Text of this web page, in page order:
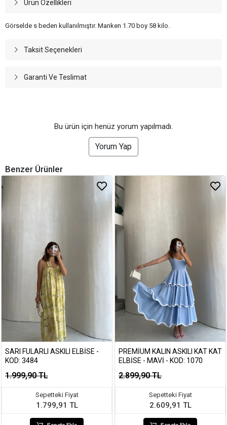
Ürün Özellikleri
Görselde s beden kullanılmıştır. Manken 1.70 boy 58 kilo.
Taksit Seçenekleri
Garanti Ve Teslimat
Bu ürün için henüz yorum yapılmadı.
Yorum Yap
Benzer Ürünler
SARI FULARLI ASKILI ELBISE -
KOD: 3484
1.999,90 TL
Sepetteki Fiyat
1.799,91 TL
PREMIUM KALIN ASKILI KAT KAT
ELBISE - MAVI - KOD: 1070
2.899,90 TL
Sepetteki Fiyat
2.609,91 TL